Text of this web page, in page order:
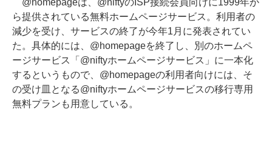
@homepageは、@niftyのISP接続会員向けに1999年か
ら提供されている無料ホームページサービス。利用者の
減少を受け、サービスの終了が今年1月に発表されてい
た。具体的には、@homepageを終了し、別のホームペ
ージサービス「@niftyホームページサービス」に一本化
するというもので、@homepageの利用者向けには、そ
の受け皿となる@niftyホームページサービスの移行専用
無料プランも用意している。